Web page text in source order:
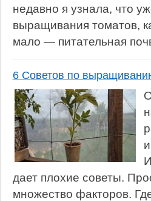
недавно я узнала, что
выращивания томатов,
мало — питательная
6 Советов по
дает плохие советы.
множество факторов.